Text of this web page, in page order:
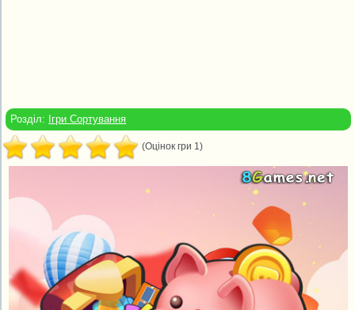
Розділ: Ігри Сортування
(Оцінок гри 1)